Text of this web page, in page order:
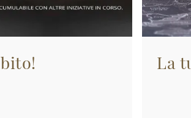
La